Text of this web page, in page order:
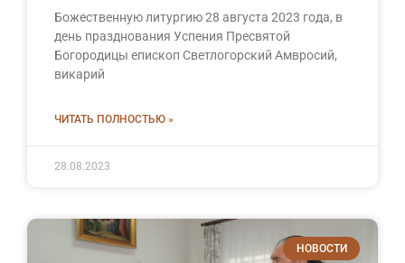
Божественную литургию 28 августа 2023 года, в
день празднования Успения Пресвятой
Богородицы епископ Светлогорский Амвросий,
викарий
ЧИТАТЬ ПОЛНОСТЬЮ »
28.08.2023
НОВОСТИ